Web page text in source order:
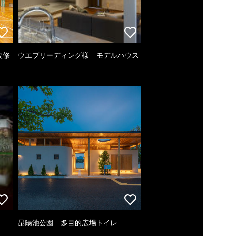
修
ウエブリーディング様 モデルハウス
昆陽池公園 多目的広場トイレ